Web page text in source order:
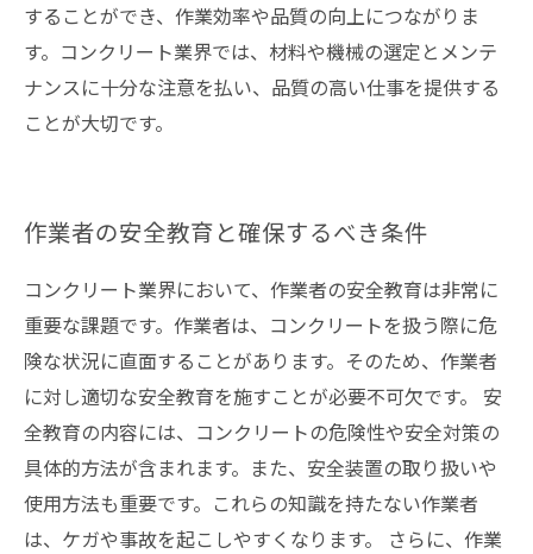
することができ、作業効率や品質の向上につながりま
す。コンクリート業界では、材料や機械の選定とメンテ
ナンスに十分な注意を払い、品質の高い仕事を提供する
ことが大切です。
作業者の安全教育と確保するべき条件
コンクリート業界において、作業者の安全教育は非常に
重要な課題です。作業者は、コンクリートを扱う際に危
険な状況に直面することがあります。そのため、作業者
に対し適切な安全教育を施すことが必要不可欠です。 安
全教育の内容には、コンクリートの危険性や安全対策の
具体的方法が含まれます。また、安全装置の取り扱いや
使用方法も重要です。これらの知識を持たない作業者
は、ケガや事故を起こしやすくなります。 さらに、作業